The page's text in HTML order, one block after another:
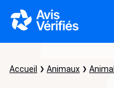
Accueil Animaux